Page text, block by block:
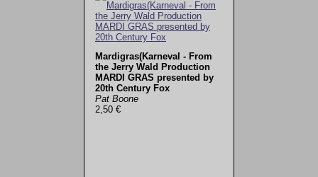
Mardigras(Karneval - From
the Jerry Wald Production
MARDI GRAS presented by
20th Century Fox
Pat Boone
2,50 €